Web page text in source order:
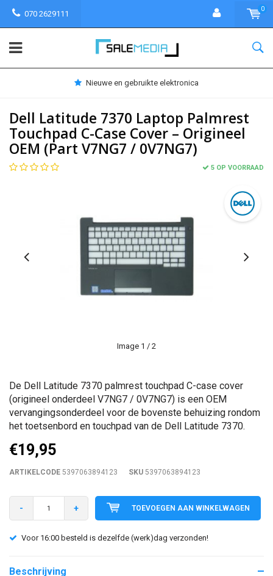
070 2629111
0
Nieuwe en gebruikte elektronica
Dell Latitude 7370 Laptop Palmrest
Touchpad C-Case Cover – Origineel
OEM (Part V7NG7 / 0V7NG7)
5 OP VOORRAAD
Image 1 / 2
De Dell Latitude 7370 palmrest touchpad C-case cover
(origineel onderdeel V7NG7 / 0V7NG7) is een OEM
vervangingsonderdeel voor de bovenste behuizing rondom
het toetsenbord en touchpad van de Dell Latitude 7370.
€19,95
ARTIKELCODE 5397063894123 SKU 5397063894123
- + TOEVOEGEN AAN WINKELWAGEN
Voor 16:00 besteld is dezelfde (werk)dag verzonden!
Beschrijving